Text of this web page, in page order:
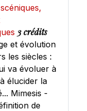
3 crédits
et évolution
les siècles :
va évoluer à
élucider la
Mimesis -
de